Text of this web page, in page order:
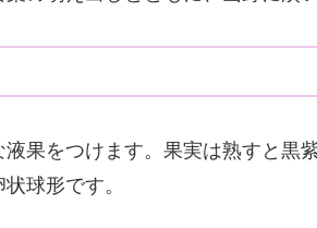
果をつけます。果実は熟すと黒
球形です。